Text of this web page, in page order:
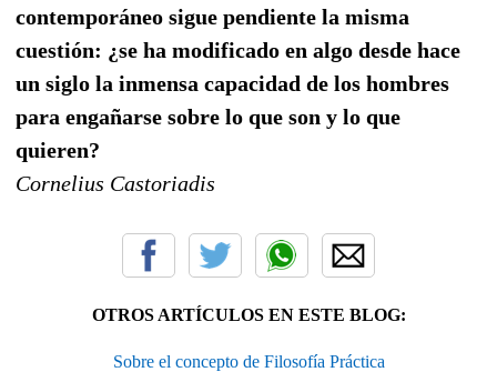
contemporáneo sigue pendiente la misma
cuestión: ¿se ha modificado en algo desde hace
un siglo la inmensa capacidad de los hombres
para engañarse sobre lo que son y lo que
quieren?
Cornelius Castoriadis
OTROS ARTÍCULOS EN ESTE BLOG:
Sobre el concepto de Filosofía Práctica